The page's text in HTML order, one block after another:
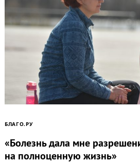
БЛАГО.РУ
«Болезнь дала мне
на полноценную жизнь»